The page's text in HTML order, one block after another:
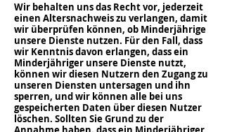
Wir behalten uns das Recht vor, jederzeit
einen Altersnachweis zu verlangen, damit
wir überprüfen können, ob Minderjährige
unsere Dienste nutzen. Für den Fall, dass
wir Kenntnis davon erlangen, dass ein
Minderjähriger unsere Dienste nutzt,
können wir diesen Nutzern den Zugang zu
unseren Diensten untersagen und ihn
sperren, und wir können alle bei uns
gespeicherten Daten über diesen Nutzer
löschen. Sollten Sie Grund zu der